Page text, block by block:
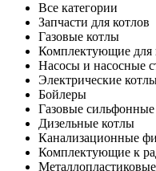
Все категории
Запчасти для котлов
Газовые котлы
Комплектующие для
Насосы и насосные
Электрические
Бойлеры
Газовые
Дизельные котлы
Канализационные
Комплектующие к